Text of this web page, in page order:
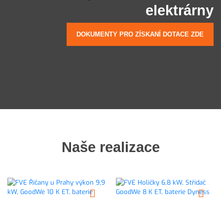
elektrárny
DOKUMENTY PRO ZÍSKANÍ DOTACE ZDE
Naše realizace